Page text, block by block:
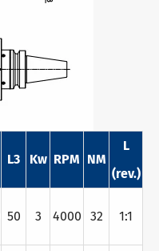
L3 Kw RPM NM
L
(rev.)
50 3 4000 32 1:1